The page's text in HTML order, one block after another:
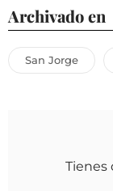
Archivado en
San Jorge
Tienes